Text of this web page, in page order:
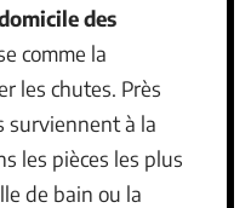
des
comme la
les chutes. Près
surviennent à la
les pièces les plus
de bain ou la